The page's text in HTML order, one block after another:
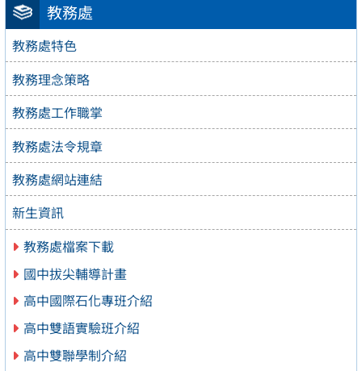
教務處
教務處特色
教務理念策略
教務處工作職掌
教務處法令規章
教務處網站連結
新生資訊
教務處檔案下載
國中拔尖輔導計畫
高中國際石化專班介紹
高中雙語實驗班介紹
高中雙聯學制介紹